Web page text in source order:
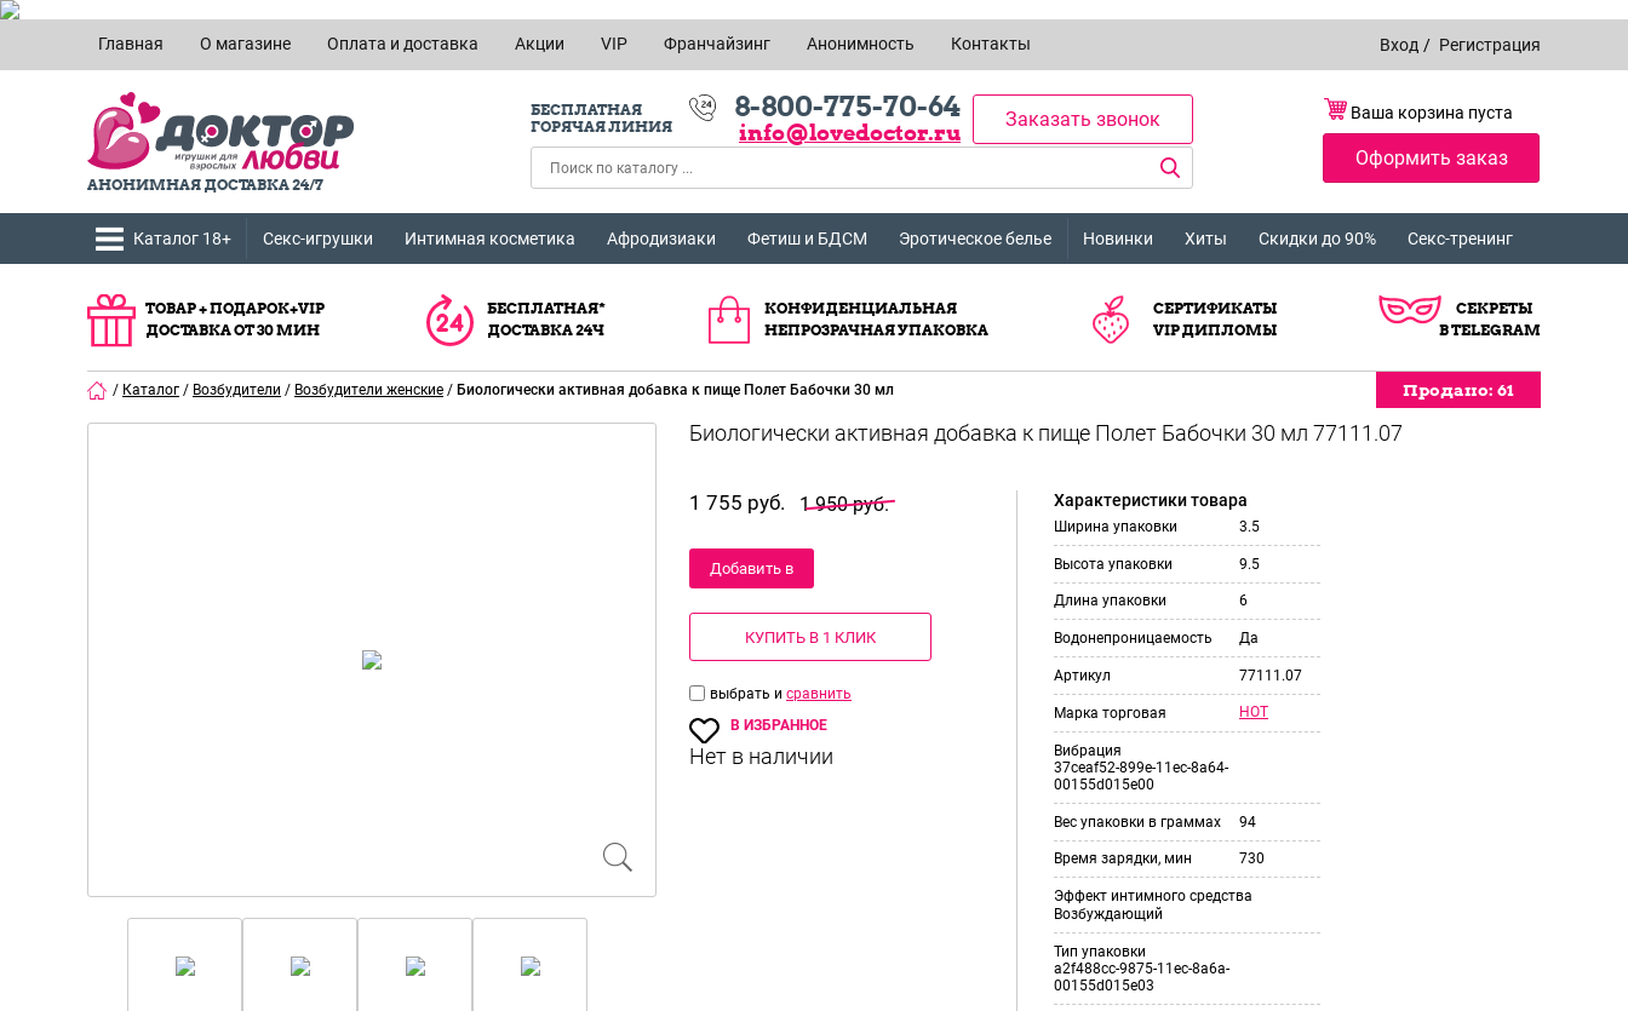
Главная О магазине Оплата и доставка Акции VIP Франчайзинг Анонимность Контакты Вход / Регистрация
АНОНИМНАЯ ДОСТАВКА 24/7
БЕСПЛАТНАЯ
ГОРЯЧАЯ ЛИНИЯ
8-800-775-70-64
info@lovedoctor.ru
Заказать звонок Ваша корзина пуста
Оформить заказ
Каталог 18+ Секс-игрушки Интимная косметика Афродизиаки Фетиш и БДСМ Эротическое белье Новинки Хиты Скидки до 90% Секс-тренинг
ТОВАР + ПОДАРОК+VIP
ДОСТАВКА ОТ 30 МИН
БЕСПЛАТНАЯ*
ДОСТАВКА 24Ч
КОНФИДЕНЦИАЛЬНАЯ
НЕПРОЗРАЧНАЯ УПАКОВКА
СЕРТИФИКАТЫ
VIP ДИПЛОМЫ
СЕКРЕТЫ
В TELEGRAM
/ Каталог / Возбудители / Возбудители женские / Биологически активная добавка к пище Полет Бабочки 30 мл Продано: 61
Продано: 61
Продано: 61
Продано: 61
Продано: 61
Продано: 61
Продано: 61
Продано: 61
1 755 руб. 1 950 руб.
Добавить в
корзину
КУПИТЬ В 1 КЛИК
выбрать и сравнить
В ИЗБРАННОЕ
Характеристики товара
Ширина упаковки 3.5
Высота упаковки 9.5
Длина упаковки 6
Водонепроницаемость Да
Артикул 77111.07
Марка торговая HOT
Вибрация
37ceaf52-899e-11ec-8a64-
00155d015e00
Вес упаковки в граммах 94
Время зарядки, мин 730
Эффект интимного средства
Возбуждающий
Тип упаковки
a2f488cc-9875-11ec-8a6a-
00155d015e03